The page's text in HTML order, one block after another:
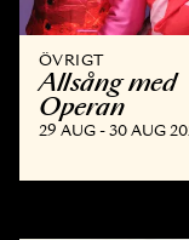
ÖVRIGT
Allsång med
Operan
29 AUG - 30 AUG